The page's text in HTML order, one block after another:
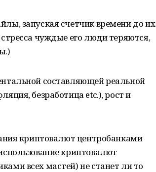
запуская счетчик времени до их
чуждые его люди теряются,
составляющей реальной
безработица etc.), рост и
криптовалют центробанками
криптовалют
всех мастей) не станет ли то